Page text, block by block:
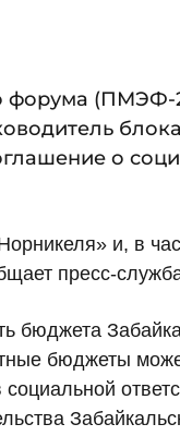
форума (ПМЭФ-
о
и, в
пресс-
бюджета
бюджеты